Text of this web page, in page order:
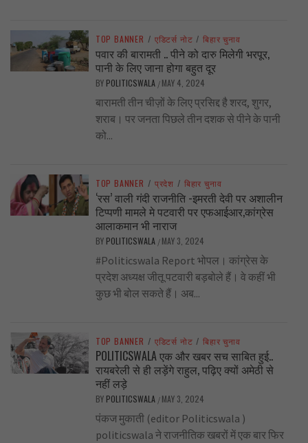
TOP BANNER / एडिटर्स नोट / बिहार चुनाव
पवार की बारामती .. पीने को दारु मिलेगी भरपूर,
पानी के लिए जाना होगा बहुत दूर
BY POLITICSWALA / MAY 4, 2024
बारामती तीन चीज़ों के लिए प्रसिद्द है शरद, शुगर,
शराब। पर जनता पिछले तीन दशक से पीने के पानी
को...
TOP BANNER / प्रदेश / बिहार चुनाव
‘रस’ वाली गंदी राजनीति -इमरती देवी पर अशालीन
टिप्पणी मामले मे पटवारी पर एफआईआर,कांग्रेस
आलाकमान भी नाराज
BY POLITICSWALA / MAY 3, 2024
#Politicswala Report भोपल। कांग्रेस के
प्रदेश अध्यक्ष जीतू पटवारी बड़बोले हैं। वे कहीं भी
कुछ भी बोल सकते हैं। अब...
TOP BANNER / एडिटर्स नोट / बिहार चुनाव
POLITICSWALA एक और खबर सच साबित हुई..
रायबरेली से ही लड़ेंगे राहुल, पढ़िए क्यों अमेठी से
नहीं लड़े
BY POLITICSWALA / MAY 3, 2024
पंकज मुकाती (editor Politicswala )
politicswala ने राजनीतिक खबरों में एक बार फिर